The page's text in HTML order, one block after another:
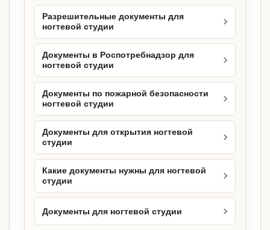
Разрешительные документы для
ногтевой студии
Документы в Роспотребнадзор для
ногтевой студии
Документы по пожарной безопасности
ногтевой студии
Документы для открытия ногтевой
студии
Какие документы нужны для ногтевой
студии
Документы для ногтевой студии